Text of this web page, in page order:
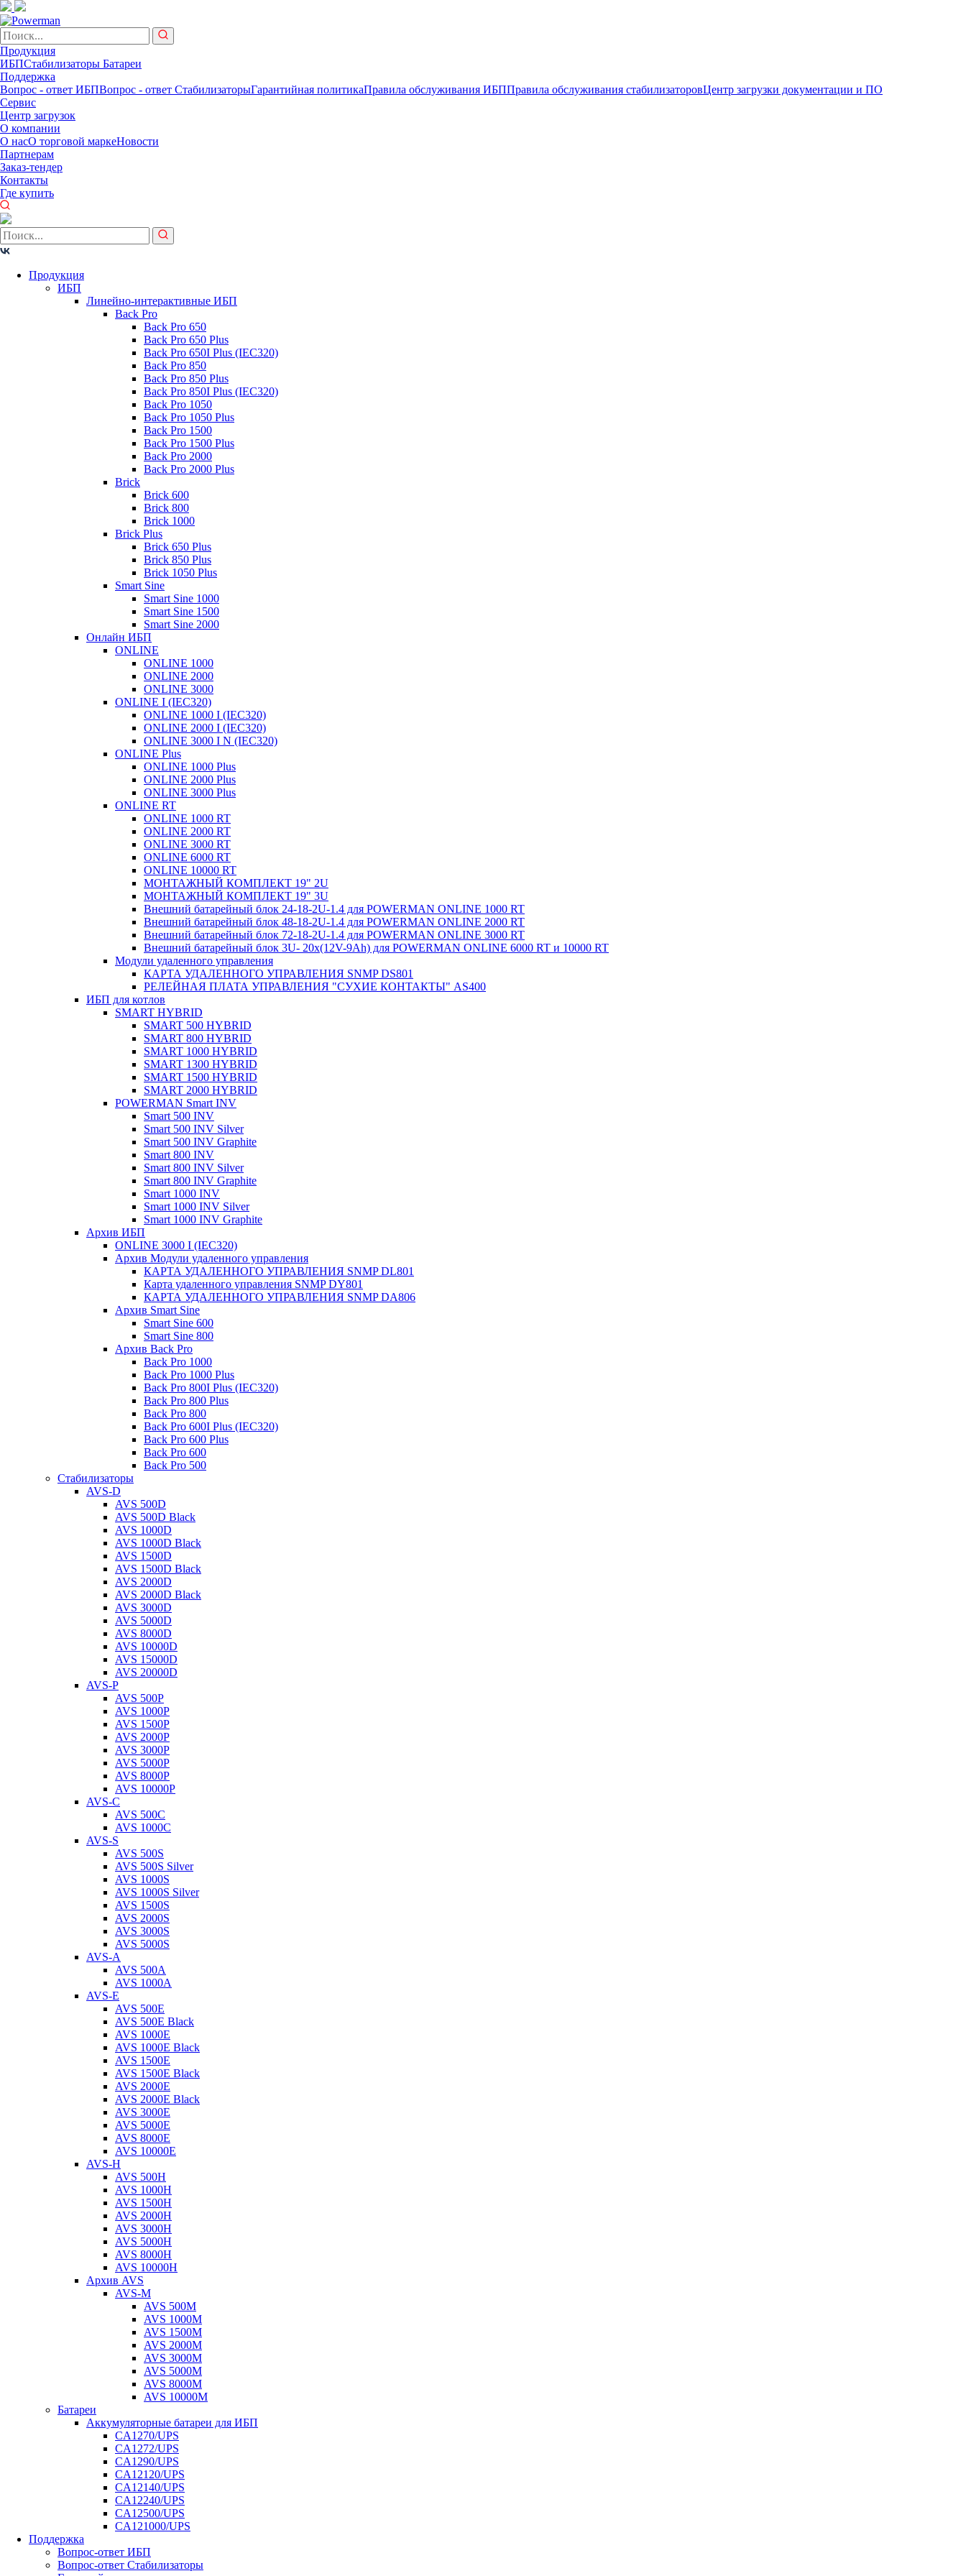
Продукция
ИБПСтабилизаторы Батареи
Поддержка
Вопрос - ответ ИБПВопрос - ответ СтабилизаторыГарантийная политикаПравила обслуживания ИБППравила обслуживания стабилизаторовЦентр загрузки документации и ПО
Сервис
Центр загрузок
О компании
О насО торговой маркеНовости
Партнерам
Заказ-тендер
Контакты
Где купить
Продукция
ИБП
Линейно-интерактивные ИБП
Back Pro
Back Pro 650
Back Pro 650 Plus
Back Pro 650I Plus (IEC320)
Back Pro 850
Back Pro 850 Plus
Back Pro 850I Plus (IEC320)
Back Pro 1050
Back Pro 1050 Plus
Back Pro 1500
Back Pro 1500 Plus
Back Pro 2000
Back Pro 2000 Plus
Brick
Brick 600
Brick 800
Brick 1000
Brick Plus
Brick 650 Plus
Brick 850 Plus
Brick 1050 Plus
Smart Sine
Smart Sine 1000
Smart Sine 1500
Smart Sine 2000
Онлайн ИБП
ONLINE
ONLINE 1000
ONLINE 2000
ONLINE 3000
ONLINE I (IEC320)
ONLINE 1000 I (IEC320)
ONLINE 2000 I (IEC320)
ONLINE 3000 I N (IEC320)
ONLINE Plus
ONLINE 1000 Plus
ONLINE 2000 Plus
ONLINE 3000 Plus
ONLINE RT
ONLINE 1000 RT
ONLINE 2000 RT
ONLINE 3000 RT
ONLINE 6000 RT
ONLINE 10000 RT
МОНТАЖНЫЙ КОМПЛЕКТ 19" 2U
МОНТАЖНЫЙ КОМПЛЕКТ 19" 3U
Внешний батарейный блок 24-18-2U-1.4 для POWERMAN ONLINE 1000 RT
Внешний батарейный блок 48-18-2U-1.4 для POWERMAN ONLINE 2000 RT
Внешний батарейный блок 72-18-2U-1.4 для POWERMAN ONLINE 3000 RT
Внешний батарейный блок 3U- 20x(12V-9Ah) для POWERMAN ONLINE 6000 RT и 10000 RT
Модули удаленного управления
КАРТА УДАЛЕННОГО УПРАВЛЕНИЯ SNMP DS801
РЕЛЕЙНАЯ ПЛАТА УПРАВЛЕНИЯ "СУХИЕ КОНТАКТЫ" AS400
ИБП для котлов
SMART HYBRID
SMART 500 HYBRID
SMART 800 HYBRID
SMART 1000 HYBRID
SMART 1300 HYBRID
SMART 1500 HYBRID
SMART 2000 HYBRID
POWERMAN Smart INV
Smart 500 INV
Smart 500 INV Silver
Smart 500 INV Graphite
Smart 800 INV
Smart 800 INV Silver
Smart 800 INV Graphite
Smart 1000 INV
Smart 1000 INV Silver
Smart 1000 INV Graphite
Архив ИБП
ONLINE 3000 I (IEC320)
Архив Модули удаленного управления
КАРТА УДАЛЕННОГО УПРАВЛЕНИЯ SNMP DL801
Карта удаленного управления SNMP DY801
КАРТА УДАЛЕННОГО УПРАВЛЕНИЯ SNMP DА806
Архив Smart Sine
Smart Sine 600
Smart Sine 800
Архив Back Pro
Back Pro 1000
Back Pro 1000 Plus
Back Pro 800I Plus (IEC320)
Back Pro 800 Plus
Back Pro 800
Back Pro 600I Plus (IEC320)
Back Pro 600 Plus
Back Pro 600
Back Pro 500
Стабилизаторы
AVS-D
AVS 500D
AVS 500D Black
AVS 1000D
AVS 1000D Black
AVS 1500D
AVS 1500D Black
AVS 2000D
AVS 2000D Black
AVS 3000D
AVS 5000D
AVS 8000D
AVS 10000D
AVS 15000D
AVS 20000D
AVS-P
AVS 500P
AVS 1000P
AVS 1500P
AVS 2000P
AVS 3000P
AVS 5000P
AVS 8000P
AVS 10000P
AVS-C
AVS 500C
AVS 1000C
AVS-S
AVS 500S
AVS 500S Silver
AVS 1000S
AVS 1000S Silver
AVS 1500S
AVS 2000S
AVS 3000S
AVS 5000S
AVS-A
AVS 500A
AVS 1000A
AVS-E
AVS 500E
AVS 500E Black
AVS 1000E
AVS 1000E Black
AVS 1500E
AVS 1500E Black
AVS 2000E
AVS 2000E Black
AVS 3000E
AVS 5000E
AVS 8000E
AVS 10000E
AVS-H
AVS 500H
AVS 1000H
AVS 1500H
AVS 2000H
AVS 3000H
AVS 5000H
AVS 8000H
AVS 10000H
Архив AVS
AVS-M
AVS 500M
AVS 1000M
AVS 1500M
AVS 2000M
AVS 3000M
AVS 5000M
AVS 8000M
AVS 10000M
Батареи
Аккумуляторные батареи для ИБП
CA1270/UPS
CA1272/UPS
CA1290/UPS
CA12120/UPS
CA12140/UPS
CA12240/UPS
CA12500/UPS
CA121000/UPS
Поддержка
Вопрос-ответ ИБП
Вопрос-ответ Стабилизаторы